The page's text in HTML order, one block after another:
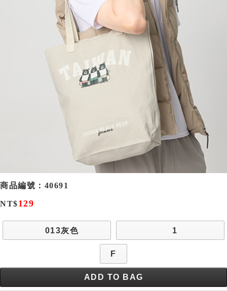
商品編號： 40691
NT$129
013灰色 1
F
ADD TO BAG